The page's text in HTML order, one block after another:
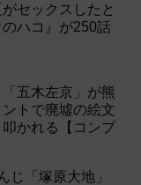
セックスしたと
ハコ』が250話
「五木左京」が熊
トで廃墟の絵文
かれる【コンプ
じ「塚原大地」